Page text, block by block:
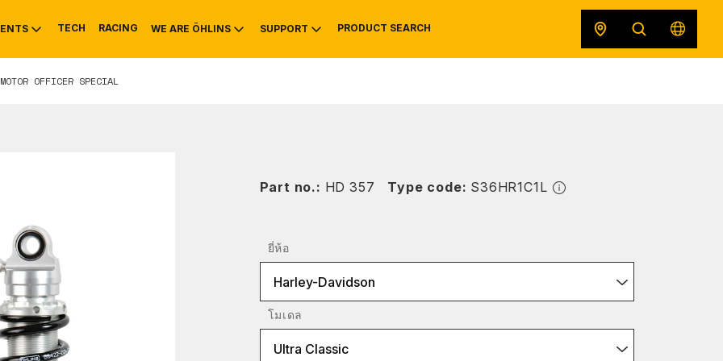
MOUNTAIN BIKE
TECH RACING WE ARE ÖHLINS
HISTORY ORIGINAL EQUIPMENT
SUPPORT
SERVICE INFO & RECALLS SAFETY DATA SHEETS
PRODUCT SEARCH
OFFICER SPECIAL
Part no.: HD 357 Type code: S36HR1C1L
ยี่ห้อ
Harley-Davidson
โมเดล
Ultra Classic